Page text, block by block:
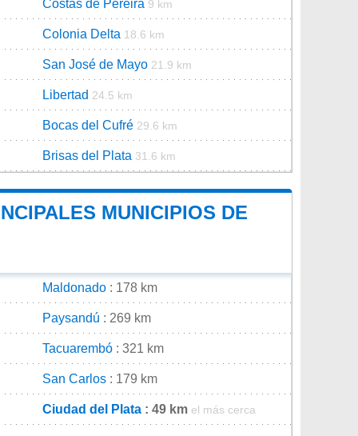
Costas de Pereira 9 km
Colonia Delta 18.6 km
San José de Mayo 21.9 km
Libertad 24.5 km
Bocas del Cufré 29.6 km
Brisas del Plata 31.6 km
MUNICIPIOS DE
Maldonado : 178 km
Paysandú : 269 km
Tacuarembó : 321 km
San Carlos : 179 km
Ciudad del Plata : 49 km el más cerca